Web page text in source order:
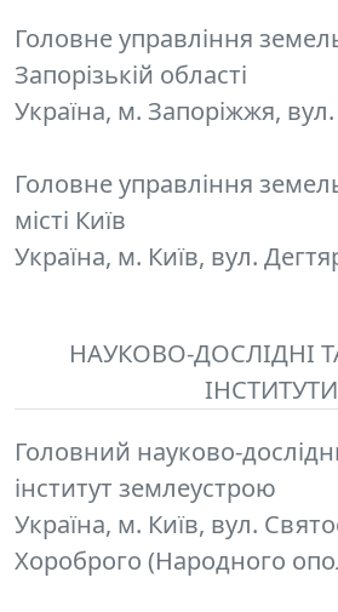
Головне управління
Запорізькій області
Україна, м. Запоріжжя,
Головне управління
місті Київ
Україна, м. Київ, вул.
НАУКОВО-ДОСЛІДНІ
ІНСТИТУТИ
Головний науково-
інститут землеустрою
Україна, м. Київ, вул.
Хороброго (Народного